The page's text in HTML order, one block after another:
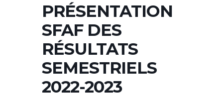
PRÉSENTATION
SFAF DES
RÉSULTATS
SEMESTRIELS
2022-2023